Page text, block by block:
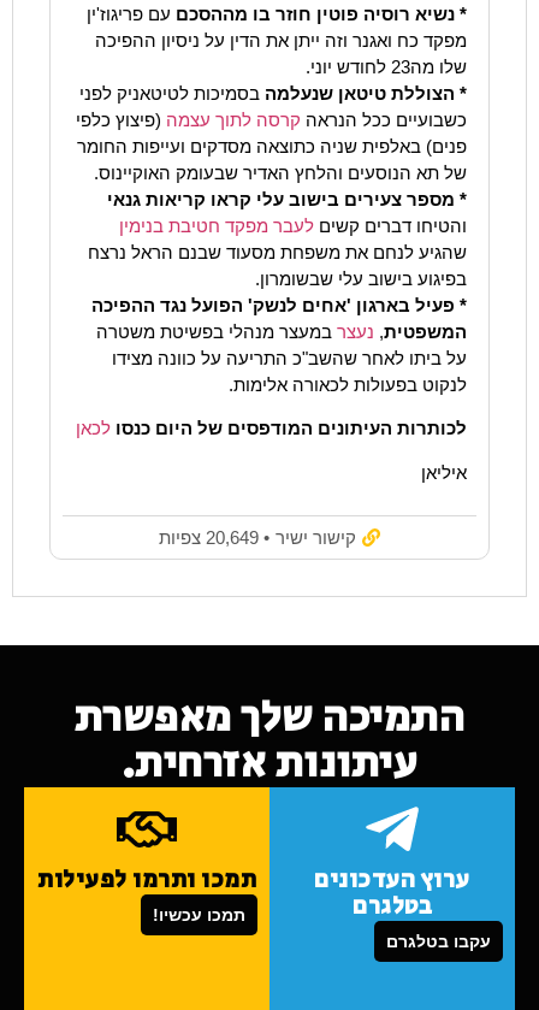
* נשיא רוסיה פוטין חוזר בו מההסכם עם פריגוז'ין
מפקד כח ואגנר וזה ייתן את הדין על ניסיון ההפיכה
שלו מה23 לחודש יוני.
* הצוללת טיטאן שנעלמה בסמיכות לטיטאניק לפני
כשבועיים ככל הנראה קרסה לתוך עצמה (פיצוץ כלפי
פנים) באלפית שניה כתוצאה מסדקים ועייפות החומר
של תא הנוסעים והלחץ האדיר שבעומק האוקיינוס.
* מספר צעירים בישוב עלי קראו קריאות גנאי
והטיחו דברים קשים לעבר מפקד חטיבת בנימין
שהגיע לנחם את משפחת מסעוד שבנם הראל נרצח
בפיגוע בישוב עלי שבשומרון.
* פעיל בארגון 'אחים לנשק' הפועל נגד ההפיכה
המשפטית, נעצר במעצר מנהלי בפשיטת משטרה
על ביתו לאחר שהשב"כ התריעה על כוונה מצידו
לנקוט בפעולות לכאורה אלימות.
לכותרות העיתונים המודפסים של היום כנסו לכאן
איליאן
קישור ישיר • 20,649 צפיות
התמיכה שלך מאפשרת
עיתונות אזרחית.
ערוץ העדכונים
בטלגרם
עקבו בטלגרם
תמכו ותרמו לפעילות
תמכו עכשיו!